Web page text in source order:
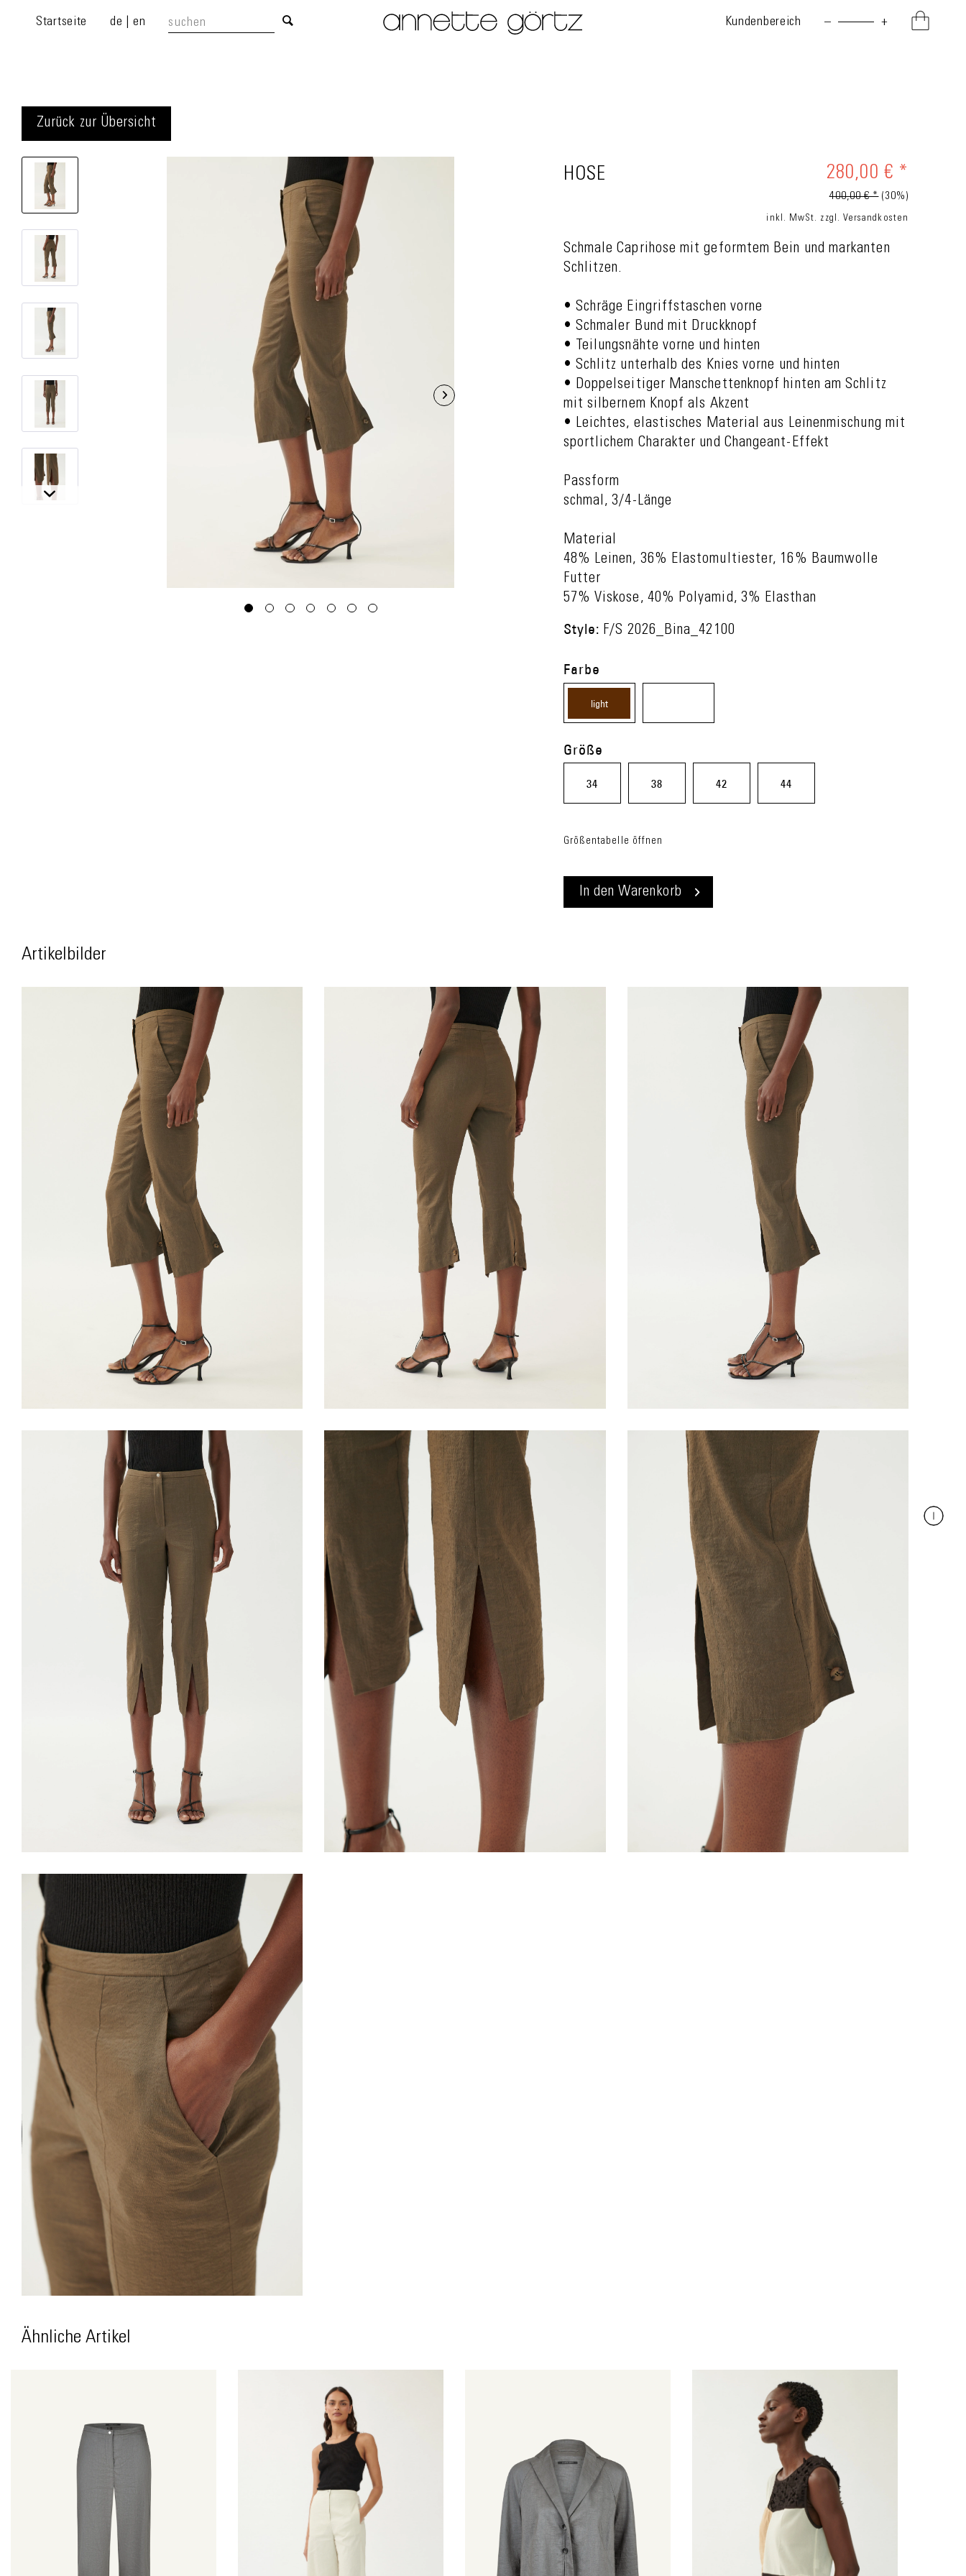
Startseite de en Kundenbereich – +
Zurück zur Übersicht
HOSE 280,00 € *
400,00 € * (30%)
inkl. MwSt. zzgl. Versandkosten
Schmale Caprihose mit geformtem Bein und markanten
Schlitzen.
• Schräge Eingriffstaschen vorne
• Schmaler Bund mit Druckknopf
• Teilungsnähte vorne und hinten
• Schlitz unterhalb des Knies vorne und hinten
• Doppelseitiger Manschettenknopf hinten am Schlitz
mit silbernem Knopf als Akzent
• Leichtes, elastisches Material aus Leinenmischung mit
sportlichem Charakter und Changeant-Effekt
Passform
schmal, 3/4-Länge
Material
48% Leinen, 36% Elastomultiester, 16% Baumwolle
Futter
57% Viskose, 40% Polyamid, 3% Elasthan
Style: F/S 2026_Bina_42100
Farbe
light
Größe
34 38 42 44
Größentabelle öffnen
In den Warenkorb
Artikelbilder
Ähnliche Artikel